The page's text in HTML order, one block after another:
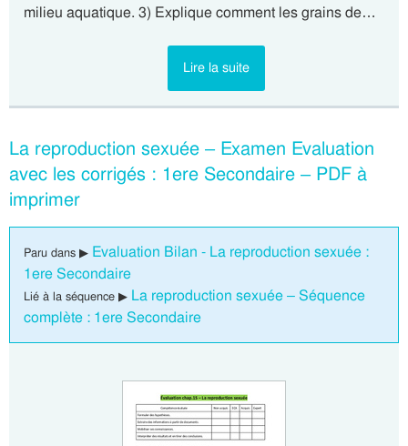
milieu aquatique. 3) Explique comment les grains de…
Lire la suite
La reproduction sexuée – Examen Evaluation
avec les corrigés : 1ere Secondaire – PDF à
imprimer
Paru dans ▶ Evaluation Bilan - La reproduction sexuée :
1ere Secondaire
Lié à la séquence ▶ La reproduction sexuée – Séquence
complète : 1ere Secondaire